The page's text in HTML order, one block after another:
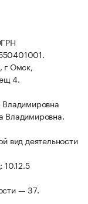
г Омск,
4.
Владимировна.
вид деятельности
— 37.